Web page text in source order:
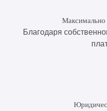
Максимально
Благодаря